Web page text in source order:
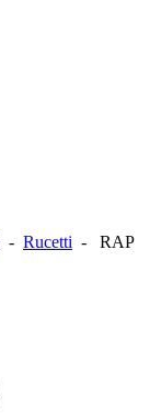
- Rucetti - RAP